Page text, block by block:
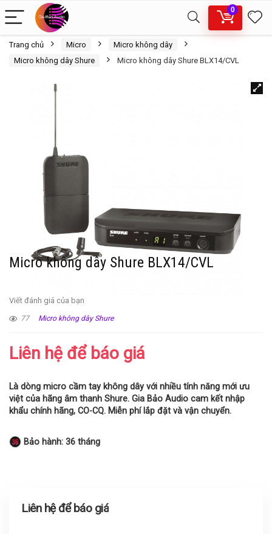
0
Trang chủ Micro
Micro không dây
Micro không dây Shure
Micro không dây Shure BLX14/CVL
Micro không dây Shure BLX14/CVL
Viết đánh giá của bạn
77 Micro không dây Shure
Liên hệ để báo giá
Là dòng micro cầm tay không dây với nhiều tính năng mới ưu
việt của hãng âm thanh Shure. Gia Bảo Audio cam kết nhập
khẩu chính hãng, CO-CQ. Miễn phí lắp đặt và vận chuyển.
Bảo hành: 36 tháng
Liên hệ để báo giá